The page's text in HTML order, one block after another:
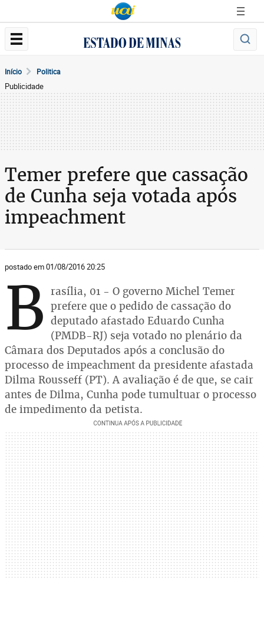
Início Politica
Publicidade
Temer prefere que cassação
de Cunha seja votada após
impeachment
postado em 01/08/2016 20:25
B rasília, 01 - O governo Michel Temer
prefere que o pedido de cassação do
deputado afastado Eduardo Cunha
(PMDB-RJ) seja votado no plenário da
Câmara dos Deputados após a conclusão do
processo de impeachment da presidente afastada
Dilma Rousseff (PT). A avaliação é de que, se cair
antes de Dilma, Cunha pode tumultuar o processo
de impedimento da petista.